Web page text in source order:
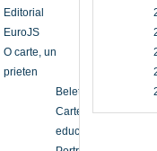
Editorial
EuroJS
O carte, un
prieten
Beletristică
Carte
educațională